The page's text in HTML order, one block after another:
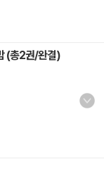
(총2권/완결)